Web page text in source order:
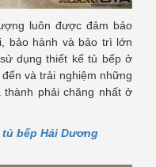
luôn được đảm bảo
bảo hành và bảo trì lớn
dụng thiết kế tủ bếp ở
và trải nghiệm những
phải chăng nhất ở
bếp Hải Dương